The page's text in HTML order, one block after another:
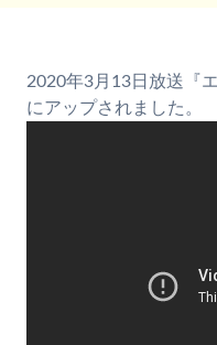
2020年3月13日放送『
にアップされました。